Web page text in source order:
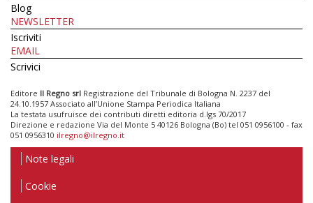
Blog
NEWSLETTER
Iscriviti
EMAIL
Scrivici
Editore Il Regno srl Registrazione del Tribunale di Bologna N. 2237 del
24.10.1957 Associato all’Unione Stampa Periodica Italiana
La testata usufruisce dei contributi diretti editoria d.lgs 70/2017
Direzione e redazione Via del Monte 5 40126 Bologna (Bo) tel 051 0956100 - fax
051 0956310 ilregno@ilregno.it
Note legali
Cookie